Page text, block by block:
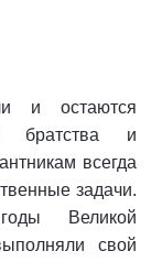
и остаются
братства и
всегда
задачи.
Великой
свой